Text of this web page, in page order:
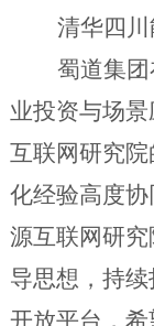
清华四
蜀道集
业投资与场景
互联网研究
化经验高度协
源互联网研究
导思想，持
开放平台， 希